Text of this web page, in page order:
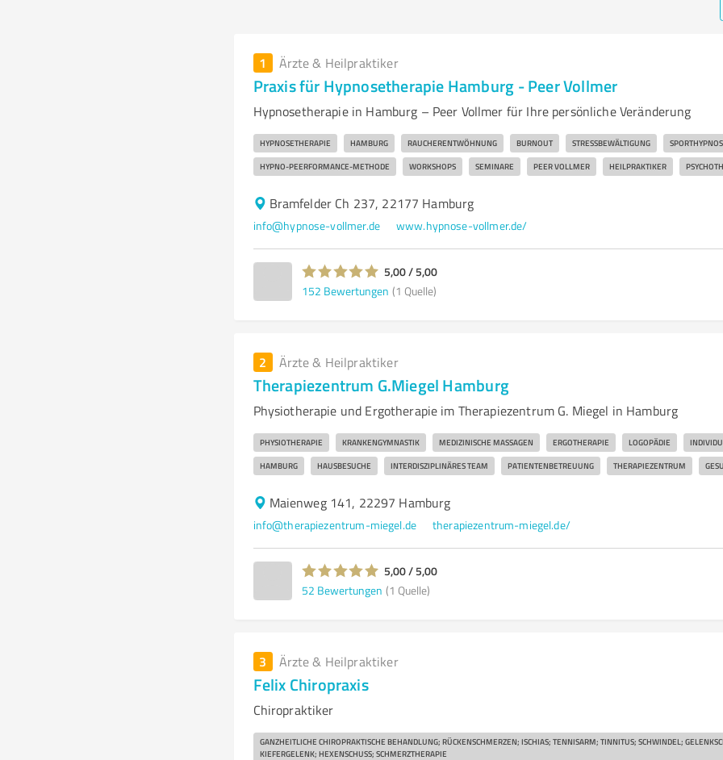
1 Ärzte & Heilpraktiker
Praxis für Hypnosetherapie Hamburg - Peer Vollmer
Hypnosetherapie in Hamburg – Peer Vollmer für Ihre persönliche Veränderung
HYPNOSETHERAPIE HAMBURG RAUCHERENTWÖHNUNG BURNOUT STRESSBEWÄLTIGUNG
HYPNO-PEERFORMANCE-METHODE WORKSHOPS SEMINARE PEER VOLLMER HEILPRAKTIKER
Bramfelder Ch 237, 22177 Hamburg
info@hypnose-vollmer.de www.hypnose-vollmer.de/
5,00 / 5,00
152 Bewertungen (1 Quelle)
2 Ärzte & Heilpraktiker
Therapiezentrum G.Miegel Hamburg
Physiotherapie und Ergotherapie im Therapiezentrum G. Miegel in Hamburg
PHYSIOTHERAPIE KRANKENGYMNASTIK MEDIZINISCHE MASSAGEN ERGOTHERAPIE LOGOPÄDIE
HAMBURG HAUSBESUCHE INTERDISZIPLINÄRES TEAM PATIENTENBETREUUNG THERAPIEZENTRUM
Maienweg 141, 22297 Hamburg
info@therapiezentrum-miegel.de therapiezentrum-miegel.de/
5,00 / 5,00
52 Bewertungen (1 Quelle)
3 Ärzte & Heilpraktiker
Felix Chiropraxis
Chiropraktiker
GANZHEITLICHE CHIROPRAKTISCHE BEHANDLUNG; RÜCKENSCHMERZEN; ISCHIAS; TENNISARM; TINNITUS; SCHWINDEL;
KIEFERGELENK; HEXENSCHUSS; SCHMERZTHERAPIE